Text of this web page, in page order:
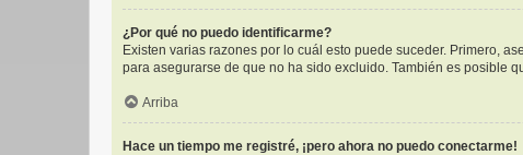
¿Por qué no puedo identificarme?
Existen varias razones por lo cuál esto puede suceder. Primero,
para asegurarse de que no ha sido excluido. También es posible
Arriba
Hace un tiempo me registré, ¡pero ahora no puedo conectarme!